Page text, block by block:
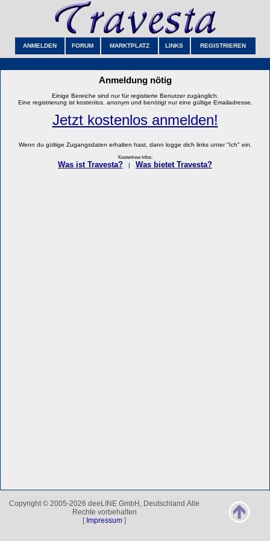
ANMELDEN FORUM MARKTPLATZ LINKS REGISTRIEREN
Anmeldung nötig
Einige Bereiche sind nur für registierte Benutzer zugänglich.
Eine registrierung ist kostenlos, anonym und benötigt nur eine gültige Emailadresse.
Jetzt kostenlos anmelden!
Wenn du gültige Zugangsdaten erhalten hast, dann logge dich links unter "Ich" ein.
Kostenlose Infos:
Was ist Travesta? Was bietet Travesta?
Copyright © 2005-2026 deeLINE GmbH, Deutschland.Alle
Rechte vorbehalten
[ Impressum ]